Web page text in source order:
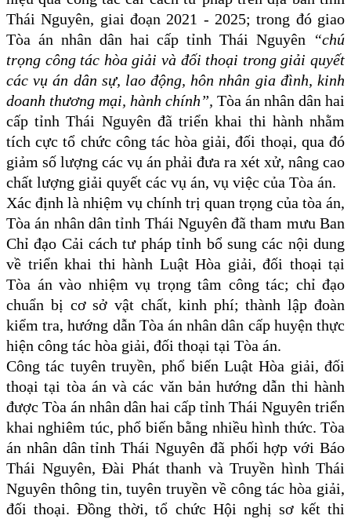
Thái Nguyên, giai đoạn 2021 - 2025; trong đó giao
Tòa án nhân dân hai cấp tỉnh Thái Nguyên “chú
trọng công tác hòa giải và đối thoại trong giải quyết
các vụ án dân sự, lao động, hôn nhân gia đình, kinh
doanh thương mại, hành chính”, Tòa án nhân dân hai
cấp tỉnh Thái Nguyên đã triển khai thi hành nhằm
tích cực tổ chức công tác hòa giải, đối thoại, qua đó
giảm số lượng các vụ án phải đưa ra xét xử, nâng cao
chất lượng giải quyết các vụ án, vụ việc của Tòa án.
Xác định là nhiệm vụ chính trị quan trọng của tòa án,
Tòa án nhân dân tỉnh Thái Nguyên đã tham mưu Ban
Chỉ đạo Cải cách tư pháp tỉnh bổ sung các nội dung
về triển khai thi hành Luật Hòa giải, đối thoại tại
Tòa án vào nhiệm vụ trọng tâm công tác; chỉ đạo
chuẩn bị cơ sở vật chất, kinh phí; thành lập đoàn
kiểm tra, hướng dẫn Tòa án nhân dân cấp huyện thực
hiện công tác hòa giải, đối thoại tại Tòa án.
Công tác tuyên truyền, phổ biến Luật Hòa giải, đối
thoại tại tòa án và các văn bản hướng dẫn thi hành
được Tòa án nhân dân hai cấp tỉnh Thái Nguyên triển
khai nghiêm túc, phổ biến bằng nhiều hình thức. Tòa
án nhân dân tỉnh Thái Nguyên đã phối hợp với Báo
Thái Nguyên, Đài Phát thanh và Truyền hình Thái
Nguyên thông tin, tuyên truyền về công tác hòa giải,
đối thoại. Đồng thời, tổ chức Hội nghị sơ kết thi